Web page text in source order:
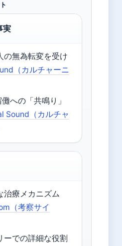
実
の無為転変を受け
（カルチャーニ
への「共鳴り」
Sound（カルチャ
治療メカニズム
（考察サイ
ーでの詳細な役割